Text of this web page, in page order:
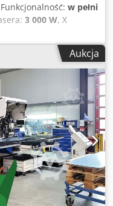
w pełni
3 000 W, X
Y Maksymalny
IndraMotion MTX
standardowe:
dla obróbki o
rama C -
i 4 zaciskami -
silnikami serwo -
urządzeniem
pazurów -
x 500 mm - Linia
Części laserowe
żużlowych
TruDisk 3001 z 1
diody pompujące - LLK
Aukcja